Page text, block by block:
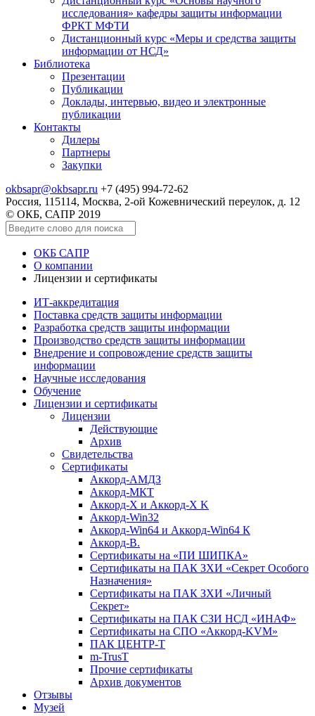
исследования» кафедры защиты информации
ФРКТ МФТИ
Дистанционный курс «Меры и средства защиты
информации от НСД»
Библиотека
Презентации
Публикации
Доклады, интервью, видео и электронные
публикации
Контакты
Дилеры
Партнеры
Закупки
okbsapr@okbsapr.ru +7 (495) 994-72-62
Россия, 115114, Москва, 2-ой Кожевнический переулок, д. 12
© ОКБ, САПР 2019
ОКБ САПР
О компании
Лицензии и сертификаты
ИТ-аккредитация
Поставка средств защиты информации
Разработка средств защиты информации
Производство средств защиты информации
Внедрение и сопровождение средств защиты
информации
Научные исследования
Обучение
Лицензии и сертификаты
Лицензии
Действующие
Архив
Свидетельства
Сертификаты
Аккорд-АМДЗ
Аккорд-МКТ
Аккорд-Х и Аккорд-Х K
Аккорд-Win32
Аккорд-Win64 и Аккорд-Win64 К
Аккорд-В.
Cертификаты на «ПИ ШИПКА»
Cертификаты на ПАК ЗХИ «Секрет Особого
Назначения»
Cертификаты на ПАК ЗХИ «Личный
Секрет»
Cертификаты на ПАК СЗИ НСД «ИНАФ»
Cертификаты на СПО «Аккорд-KVM»
ПАК ЦЕНТР-Т
m-TrusT
Прочие сертификаты
Архив документов
Отзывы
Музей